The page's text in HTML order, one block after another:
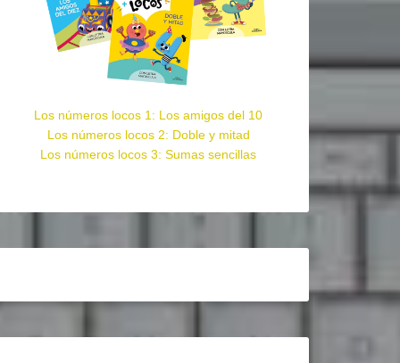
Los números locos 1: Los amigos del 10
Los números locos 2: Doble y mitad
Los números locos 3: Sumas sencillas